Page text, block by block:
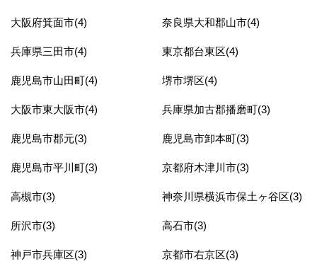
大阪府箕面市(4) 奈良県大和郡山市(4)
兵庫県三田市(4) 東京都台東区(4)
鹿児島市山田町(4) 堺市堺区(4)
大阪市東大阪市(4) 兵庫県加古郡播磨町(3)
鹿児島市郡元(3) 鹿児島市卸本町(3)
鹿児島市平川町(3) 京都府木津川市(3)
高槻市(3) 神奈川県横浜市保土ヶ谷区(3)
所沢市(3) 高石市(3)
神戸市兵庫区(3) 京都市右京区(3)